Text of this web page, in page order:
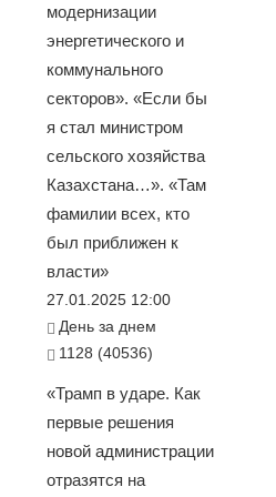
модернизации
энергетического и
коммунального
секторов». «Если бы
я стал министром
сельского хозяйства
Казахстана…». «Там
фамилии всех, кто
был приближен к
власти»
27.01.2025 12:00
День за днем
1128 (40536)
«Трамп в ударе. Как
первые решения
новой администрации
отразятся на